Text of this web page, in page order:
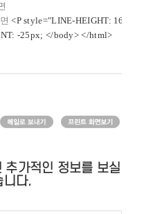
<P style="LINE-HEIGHT: 160%;
-25px; </body> </html>
추가적인 정보를 보실
니다.